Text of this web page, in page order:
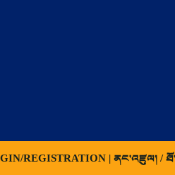
REGISTRATION | ནང་འཛུལ། /